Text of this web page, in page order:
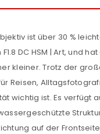
Passwort*
ist über 30 %
DC HSM | Art, und
kleiner. Trotz der
Reisen,
wichtig ist. Es verfügt
auf der